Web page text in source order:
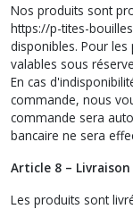
Nos produits sont
https://p-tites-
disponibles. Pour
valables sous
En cas
commande, nous
commande sera
bancaire ne sera
Article 8 – Livraison
Les produits sont